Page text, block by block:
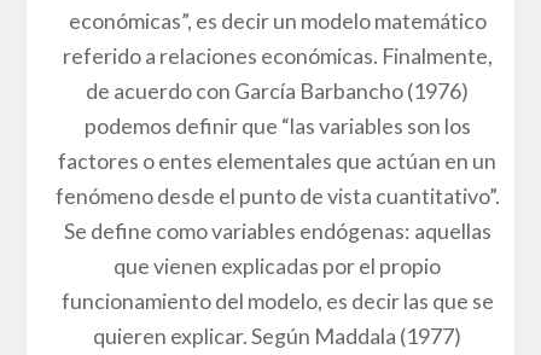
económicas”, es decir un modelo matemático
referido a relaciones económicas. Finalmente,
de acuerdo con García Barbancho (1976)
podemos definir que “las variables son los
factores o entes elementales que actúan en un
fenómeno desde el punto de vista cuantitativo”.
Se define como variables endógenas: aquellas
que vienen explicadas por el propio
funcionamiento del modelo, es decir las que se
quieren explicar. Según Maddala (1977)